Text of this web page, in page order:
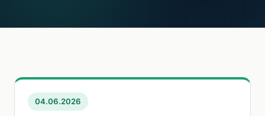
04.06.2026